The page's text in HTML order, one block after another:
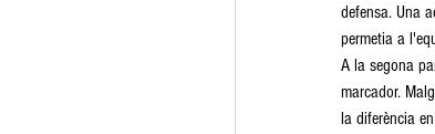
defensa. Una
permetia a
A la segona
marcador.
la diferència